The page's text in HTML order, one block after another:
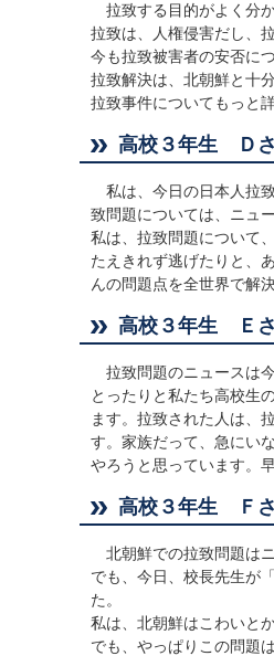
拉致する目的がよく分
拉致は、人権侵害だし、
今も拉致被害者の安否に
拉致解決は、北朝鮮と十
拉致事件についてもっと
高校３年生 Ｄ
私は、今日の日本人拉
致問題については、ニュ
私は、拉致問題について
たえきれず逃げたりと、
んの問題点を全世界で解
高校３年生 Ｅ
拉致問題のニュースは
とったりと私たち高校生
ます。拉致された人は、
す。家族だって、急にい
やろうと思っています。
高校３年生 Ｆ
北朝鮮での拉致問題は
でも、今日、校長先生が
た。
私は、北朝鮮はこわいと
でも、やっぱりこの問題